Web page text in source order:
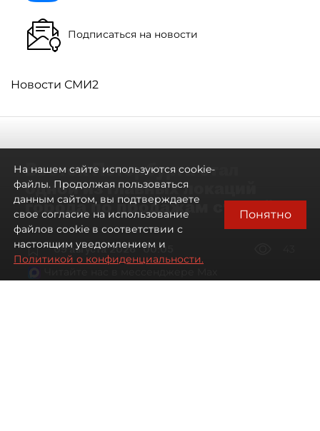
Подписаться на новости
Новости СМИ2
Восток Петербурга стал
одной из главных локаций
города по продажам студий
09 августа 2026 00:05
На нашем сайте используются cookie-
файлы. Продолжая пользоваться
данным сайтом, вы подтверждаете
свое согласие на использование
файлов cookie в соответствии с
настоящим уведомлением и
Политикой о конфиденциальности.
Понятно